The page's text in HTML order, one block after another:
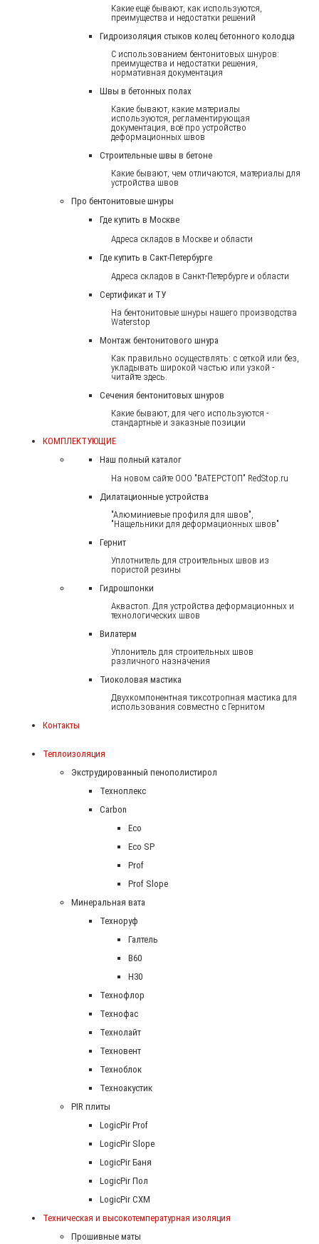
Какие ещё бывают, как используются,
преимущества и недостатки решений
Гидроизоляция стыков колец бетонного колодца
С использованием бентонитовых шнуров:
преимущества и недостатки решения,
нормативная документация
Швы в бетонных полах
Какие бывают, какие материалы
используются, регламентирующая
документация, всё про устройство
деформационных швов
Строительные швы в бетоне
Какие бывают, чем отличаются, материалы для
устройства швов
Про бентонитовые шнуры
Где купить в Москве
Адреса складов в Москве и области
Где купить в Сакт-Петербурге
Адреса складов в Санкт-Петербурге и области
Сертификат и ТУ
На бентонитовые шнуры нашего производства
Waterstop
Монтаж бентонитового шнура
Как правильно осуществлять: с сеткой или без,
укладывать широкой частью или узкой -
читайте здесь.
Сечения бентонитовых шнуров
Какие бывают, для чего используются -
стандартные и заказные позиции
КОМПЛЕКТУЮЩИЕ
Наш полный каталог
На новом сайте ООО "ВАТЕРСТОП" RedStop.ru
Дилатационные устройства
"Алюминиевые профиля для швов",
"Нащельники для деформационных швов"
Гернит
Уплотнитель для строительных швов из
пористой резины
Гидрошпонки
Аквастоп. Для устройства деформационных и
технологических швов
Вилатерм
Уплонитель для строительных швов
различного назначения
Тиоколовая мастика
Двухкомпонентная тиксотропная мастика для
использования совместно с Гернитом
Контакты
Теплоизоляция
Экструдированный пенополистирол
Техноплекс
Carbon
Eco
Eco SP
Prof
Prof Slope
Минеральная вата
Техноруф
Галтель
В60
Н30
Технофлор
Технофас
Технолайт
Техновент
Техноблок
Техноакустик
PIR плиты
LogicPir Prof
LogicPir Slope
LogicPir Баня
LogicPir Пол
LogicPir СХМ
Техническая и высокотемпературная изоляция
Прошивные маты